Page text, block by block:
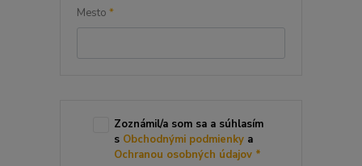
Mesto *
Zoznámil/a som sa a súhlasím
s Obchodnými podmienky a
Ochranou osobných údajov *